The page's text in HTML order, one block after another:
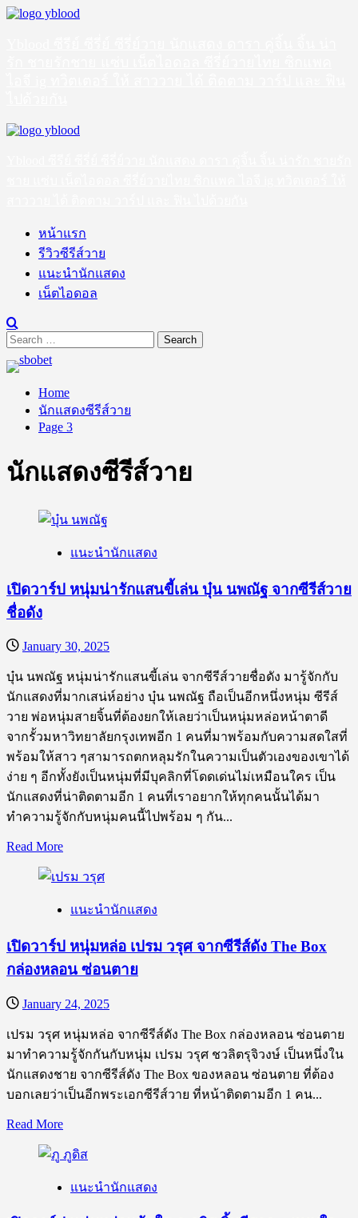
Skip
Primary
หน้าแรก
รีวิวซีรีส์วาย
แนะนำนักแสดง
เน็ตไอดอล
Search
for:
Home
นักแสดงซีรีส์วาย
Page 3
นักแสดงซีรีส์วาย
แนะนำนักแสดง
เปิดวาร์ป หนุ่มน่ารักแสนขี้เล่น บุ๋น นพณัฐ จากซีรีส์วาย
ชื่อดัง
January 30, 2025
บุ๋น นพณัฐ หนุ่มน่ารักแสนขี้เล่น จากซีรีส์วายชื่อดัง มารู้จักกับ
นักแสดงที่มากเสน่ห์อย่าง บุ๋น นพณัฐ ถือเป็นอีกหนึ่งหนุ่ม ซีรีส์
วาย พ่อหนุ่มสายจิ้นที่ต้องยกให้เลยว่าเป็นหนุ่มหล่อหน้าตาดี
จากรั้วมหาวิทยาลัยกรุงเทพอีก 1 คนที่มาพร้อมกับความสดใสที่
พร้อมให้สาว ๆสามารถตกหลุมรักในความเป็นตัวเองของเขาได้
ง่าย ๆ อีกทั้งยังเป็นหนุ่มที่มีบุคลิกที่โดดเด่นไม่เหมือนใคร เป็น
นักแสดงที่น่าติดตามอีก 1 คนที่เราอยากให้ทุกคนนั้นได้มา
ทำความรู้จักกับหนุ่มคนนี้ไปพร้อม ๆ กัน...
Read MoreRead
about
วาร์
หนุ่ม
น่า
แสน
ขี้
เล่น
บุ๋น
นพณัฐ
ซี
รีส์
ชื่อ
แนะนำนักแสดง
เปิดวาร์ป หนุ่มหล่อ เปรม วรุศ จากซีรีส์ดัง The Box
กล่องหลอน ซ่อนตาย
January 24, 2025
เปรม วรุศ หนุ่มหล่อ จากซีรีส์ดัง The Box กล่องหลอน ซ่อนตาย
มาทำความรู้จักกันกับหนุ่ม เปรม วรุศ ชวลิตรุจิวงษ์ เป็นหนึ่งใน
นักแสดงชาย จากซีรีส์ดัง The Box ของหลอน ซ่อนตาย ที่ต้อง
บอกเลยว่าเป็นอีกพระเอกซีรีส์วาย ที่หน้าติดตามอีก 1 คน...
Read MoreRead
about
วาร์
แนะนำนักแสดง